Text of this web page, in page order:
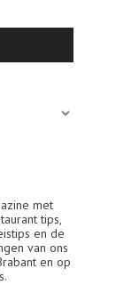
met
tips,
en de
van ons
en op